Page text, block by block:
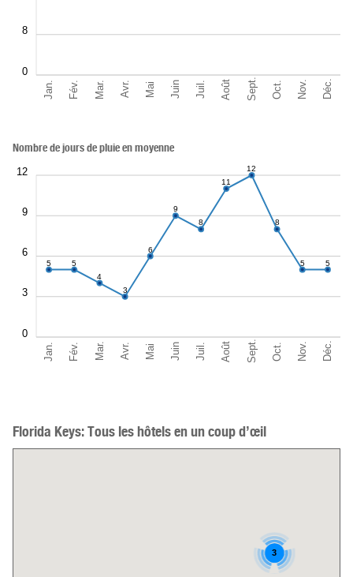
Jan. Fév. Mar. Avr. Mai Juin Juil. Août Sept. Oct. Nov. Déc.
0
8
Jan. Fév. Mar. Avr. Mai Juin Juil. Août Sept. Oct. Nov. Déc.
0
3
6
9
12
Nombre de jours de pluie en moyenne
5
5
4
3
6
9
8
11
12
8
5 5
Florida Keys: Tous les hôtels en un coup d’œil
3